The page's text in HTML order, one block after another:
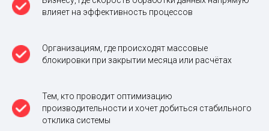
влияет на эффективность процессов
Организациям, где происходят массовые
блокировки при закрытии месяца или расчётах
Тем, кто проводит оптимизацию
производительности и хочет добиться стабильного
отклика системы